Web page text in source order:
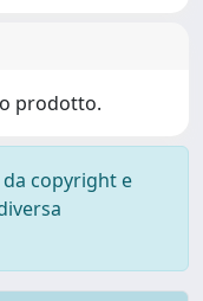
prodotto.
copyright e